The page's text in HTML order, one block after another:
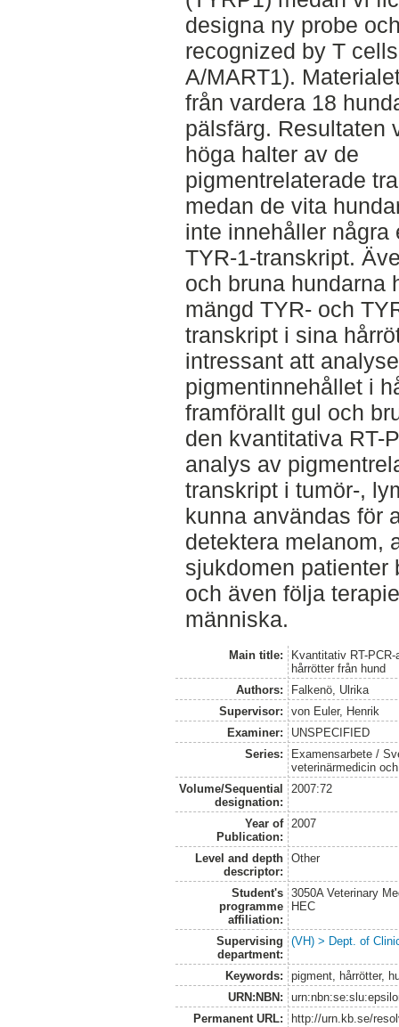
designa ny probe
recognized by T
A/MART1).
från vardera 18
pälsfärg. Resultaten
höga halter av de
pigmentrelaterade
medan de vita
inte innehåller några
TYR-1-transkript.
och bruna hundarna
mängd TYR- och
transkript i sina
intressant att
pigmentinnehållet i
framförallt gul och
den kvantitativa RT-
analys av
transkript i tumör-,
kunna användas för
detektera melanom,
sjukdomen patienter
och även följa
människa.
Main title:
Kvantitativ RT-
hårrötter från hund
Authors:
Falkenö, Ulrika
Supervisor:
von Euler, Henrik
Examiner:
UNSPECIFIED
Series:
Examensarbete /
veterinärmedicin
Volume/Sequential
designation:
2007:72
Year of
Publication:
2007
Level and depth
descriptor:
Other
Student's
programme
affiliation:
3050A Veterinary
HEC
Supervising
department:
(VH) > Dept. of
Keywords:
pigment, hårrötter,
URN:NBN:
Permanent URL:
http://urn.kb.se/